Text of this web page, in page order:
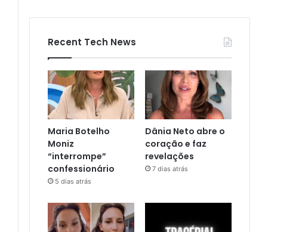
Recent Tech News
Maria Botelho
Moniz
“interrompe”
confessionário
5 dias atrás
Dânia Neto abre o
coração e faz
revelações
7 dias atrás